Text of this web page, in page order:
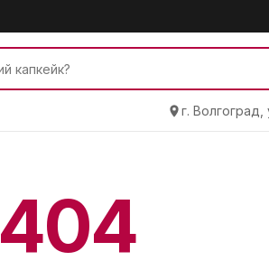
г.
404